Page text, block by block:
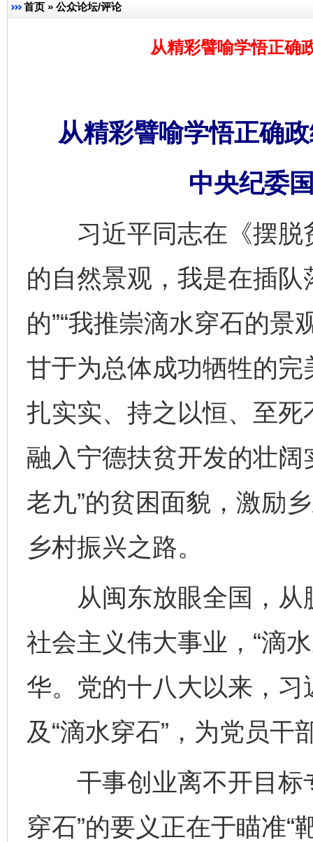
首页 » 公众论坛/评论
从精彩譬喻学悟正确
从精彩譬喻学悟正确
中央纪委
习近平同志在《摆脱
的自然景观，我是在插
的”“我推崇滴水穿石的
甘于为总体成功牺牲的
扎实实、持之以恒、至死
融入宁德扶贫开发的壮阔
老九”的贫困面貌，激励
乡村振兴之路。
从闽东放眼全国，从
社会主义伟大事业，“滴
华。党的十八大以来，
及“滴水穿石”，为党员
干事创业离不开目标
穿石”的要义正在于瞄准“